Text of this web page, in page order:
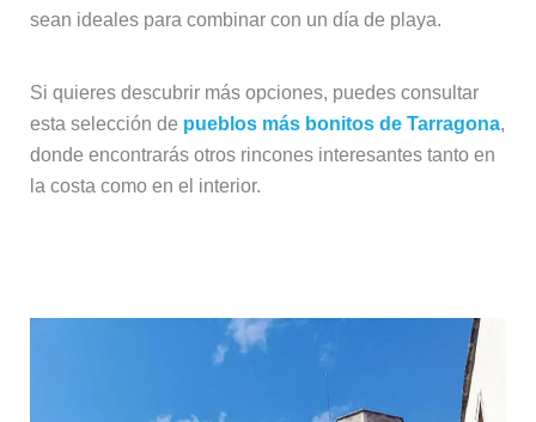
sean ideales para combinar con un día de playa.
Si quieres descubrir más opciones, puedes consultar
esta selección de pueblos más bonitos de Tarragona,
donde encontrarás otros rincones interesantes tanto en
la costa como en el interior.